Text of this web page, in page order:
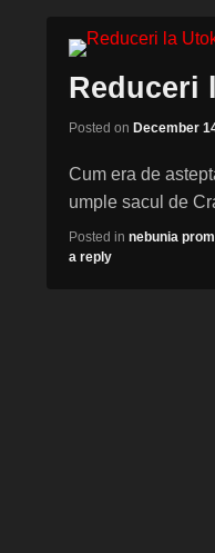
Reduceri
Posted on December
Cum era de
umple sacul de
Posted in nebunia
a reply